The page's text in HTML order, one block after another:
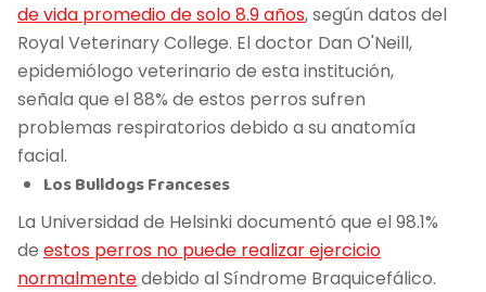
de vida promedio de solo 8.9 años, según datos del
Royal Veterinary College. El doctor Dan O'Neill,
epidemiólogo veterinario de esta institución,
señala que el 88% de estos perros sufren
problemas respiratorios debido a su anatomía
facial.
Los Bulldogs Franceses
La Universidad de Helsinki documentó que el 98.1%
de estos perros no puede realizar ejercicio
normalmentedebido al Síndrome Braquicefálico.